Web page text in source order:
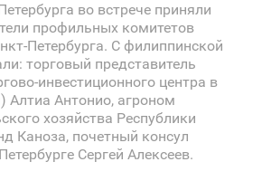
во встрече приняли
профильных комитетов
С филиппинской
торговый представитель
инвестиционного центра в
Алтиа Антонио, агроном
хозяйства Республики
Каноза, почетный консул
Сергей Алексеев.